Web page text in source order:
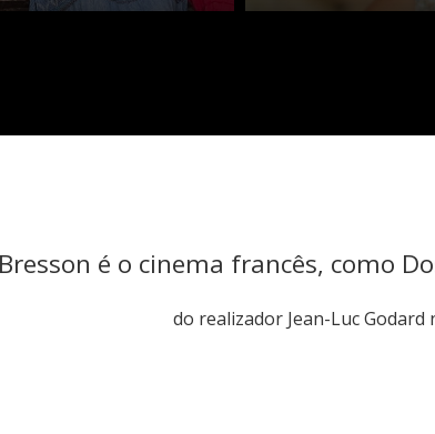
é o cinema francês, como
do realizador Jean-Luc